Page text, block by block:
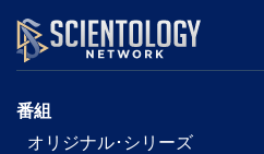
観る
番組
オリジナル･シリーズ